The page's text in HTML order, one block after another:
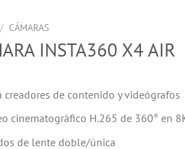
/ CÁMARAS
INSTA360 X4 AIR
creadores de contenido y videógrafos
cinematográfico H.265 de 360° en
de lente doble/única